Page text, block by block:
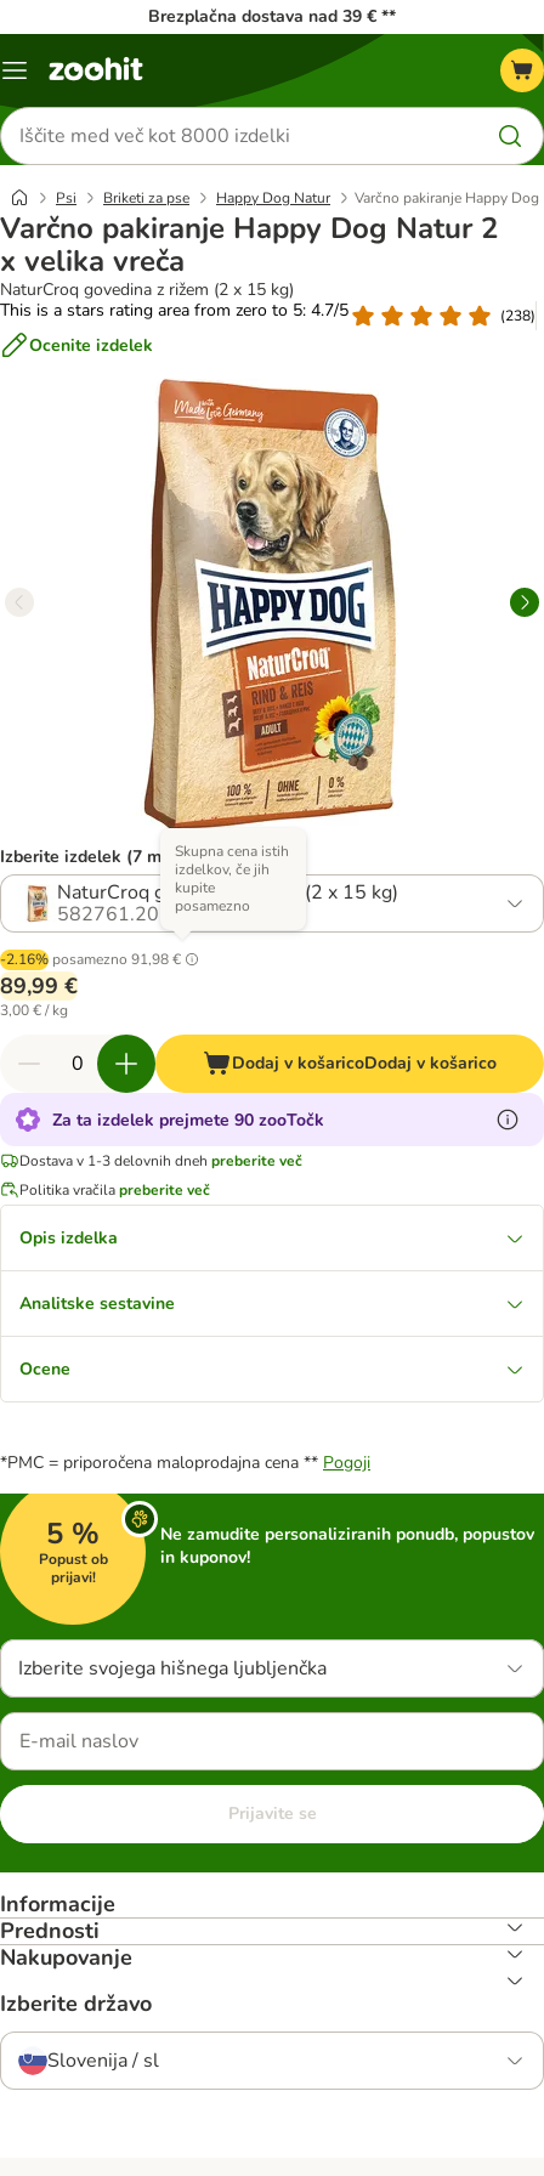
Brezplačna dostava nad 39 € **
Meni
Iskanje
izdelkov
Psi Briketi za pse Happy Dog Natur Varčno pakiranje Happy
Varčno pakiranje Happy Dog Natur 2
x velika vreča
NaturCroq govedina z rižem (2 x 15 kg)
This is a stars rating area from zero to 5: 4.7/5
(238)
Ocenite izdelek
Izberite izdelek (7 možnosti)
NaturCroq govedina z rižem (2 x 15 kg)
582761.20
-2.16% posamezno 91,98 €
Skupna cena istih
izdelkov, če jih
kupite
posamezno
89,99 €
3,00 € / kg
Dodaj v košaricoDodaj v košarico
Za ta izdelek prejmete 90 zooTočk
Dostava v 1-3 delovnih dneh preberite več
Politika vračilapreberite več
Opis izdelka
Analitske sestavine
Ocene
*PMC = priporočena maloprodajna cena ** Pogoji
5 %
Popust ob
prijavi!
Ne zamudite personaliziranih ponudb, popustov
in kuponov!
Izberite svojega hišnega ljubljenčka
Prijavite se
Informacije
Prednosti
Nakupovanje
Izberite državo
Slovenija / sl